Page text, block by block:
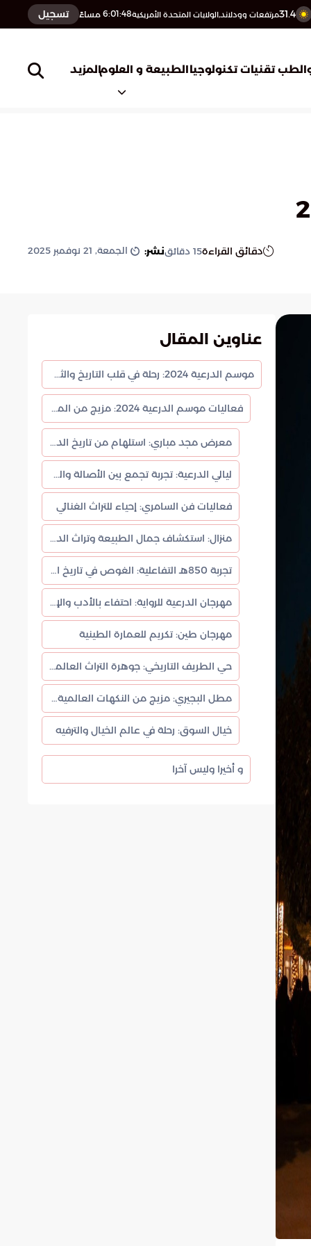
31.4مرتفعات وودلاند,الولايات المتحدة الأمريكية6:01:49 مساءً تسجيل
تقنيات تكنولوجياالطبيعة و العلومالمزيد
دقائق القراءة15 دقائقنشر: الجمعة, 21 نوفمبر 2025
عناوين المقال
موسم الدرعية 2024: رحلة في قلب التاريخ والثقافة السعودية
فعاليات موسم الدرعية 2024: مزيج من الماضي والحاضر
معرض مجد مباري: استلهام من تاريخ الدولة السعودية الثانية
ليالي الدرعية: تجربة تجمع بين الأصالة والترف
فعاليات فن السامري: إحياء للتراث الغنائي
منزال: استكشاف جمال الطبيعة وتراث الدرعية
تجربة 850هـ التفاعلية: الغوص في تاريخ الدرعية
مهرجان الدرعية للرواية: احتفاء بالأدب والإبداع
مهرجان طين: تكريم للعمارة الطينية
حي الطريف التاريخي: جوهرة التراث العالمي
مطل البجيري: مزيج من النكهات العالمية والضيافة المحلية
خيال السوق: رحلة في عالم الخيال والترفيه
و أخيرا وليس آخرا